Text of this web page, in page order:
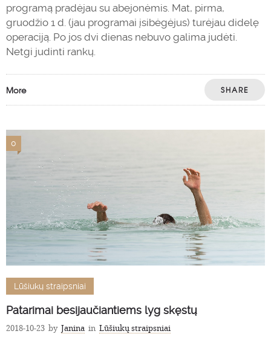
programą pradėjau su abejonėmis. Mat, pirma,
gruodžio 1 d. (jau programai įsibėgėjus) turėjau didelę
operaciją. Po jos dvi dienas nebuvo galima judėti.
Netgi judinti rankų.
More SHARE
0
Lūšiukų straipsniai
Patarimai besijaučiantiems lyg skęstų
2018-10-23 by Janina in Lūšiukų straipsniai